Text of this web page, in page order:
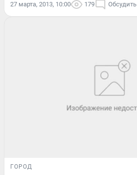
27 марта, 2013, 10:00 179 Обсудить
ГОРОД